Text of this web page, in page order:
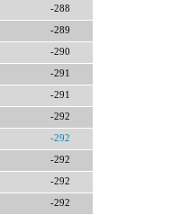
-288
-289
-290
-291
-291
-292
-292
-292
-292
-292